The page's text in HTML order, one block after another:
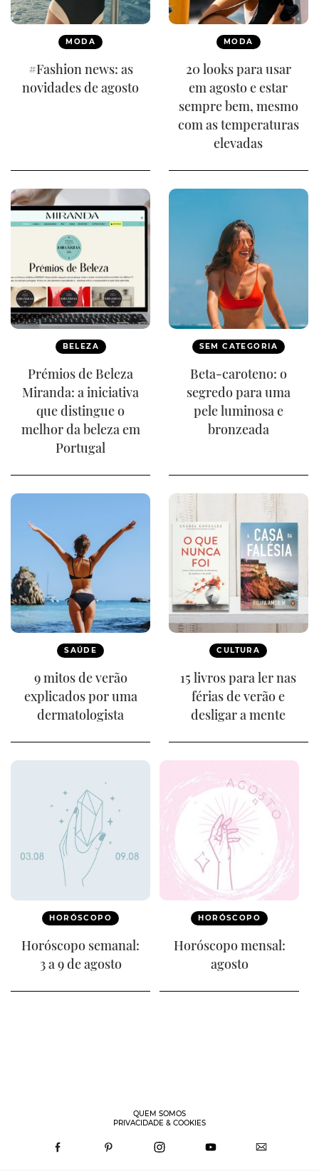
MODA
#Fashion news: as
novidades de agosto
MODA
20 looks para usar
em agosto e estar
sempre bem, mesmo
com as temperaturas
elevadas
BELEZA
Prémios de Beleza
Miranda: a iniciativa
que distingue o
melhor da beleza em
Portugal
SEM CATEGORIA
Beta-caroteno: o
segredo para uma
pele luminosa e
bronzeada
SAÚDE
9 mitos de verão
explicados por uma
dermatologista
CULTURA
15 livros para ler nas
férias de verão e
desligar a mente
HORÓSCOPO
Horóscopo semanal:
3 a 9 de agosto
HORÓSCOPO
Horóscopo mensal:
agosto
QUEM SOMOS
PRIVACIDADE & COOKIES